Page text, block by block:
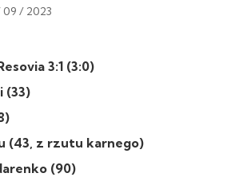
09 / 2023
3:1 (3:0)
(33)
(43, z rzutu karnego)
(90)